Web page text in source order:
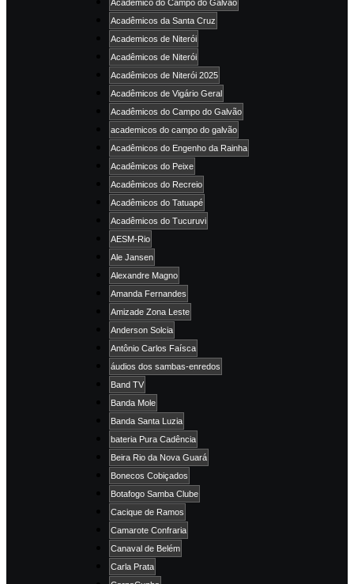
Acadêmico do Campo do Galvão
Acadêmicos da Santa Cruz
Academicos de Niterói
Acadêmicos de Niterói
Acadêmicos de Niterói 2025
Acadêmicos de Vigário Geral
Acadêmicos do Campo do Galvão
academicos do campo do galvão
Acadêmicos do Engenho da Rainha
Acadêmicos do Peixe
Acadêmicos do Recreio
Acadêmicos do Tatuapé
Acadêmicos do Tucuruvi
AESM-Rio
Ale Jansen
Alexandre Magno
Amanda Fernandes
Amizade Zona Leste
Anderson Solcia
Antônio Carlos Faísca
áudios dos sambas-enredos
Band TV
Banda Mole
Banda Santa Luzia
bateria Pura Cadência
Beira Rio da Nova Guará
Bonecos Cobiçados
Botafogo Samba Clube
Cacique de Ramos
Camarote Confraria
Canaval de Belém
Carla Prata